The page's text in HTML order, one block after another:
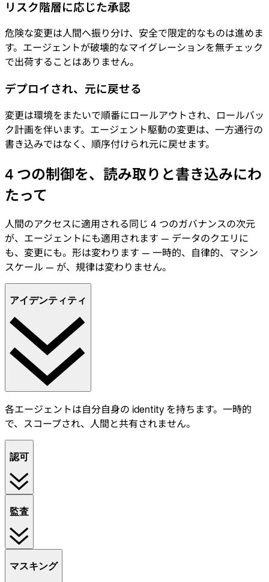
リスク階層に応じた承認
危険な変更は人間へ振り分け、安全で限定的なものは進めま
す。エージェントが破壊的なマイグレーションを無チェック
で出荷することはありません。
デプロイされ、元に戻せる
変更は環境をまたいで順番にロールアウトされ、ロールバッ
ク計画を伴います。エージェント駆動の変更は、一方通行の
書き込みではなく、順序付けられ元に戻せます。
4 つの制御を、読み取りと書き込みにわ
たって
人間のアクセスに適用される同じ 4 つのガバナンスの次元
が、エージェントにも適用されます — データのクエリに
も、変更にも。形は変わります — 一時的、自律的、マシン
スケール — が、規律は変わりません。
アイデンティティ
各エージェントは自分自身の identity を持ちます。一時的
で、スコープされ、人間と共有されません。
認可
監査
マスキング